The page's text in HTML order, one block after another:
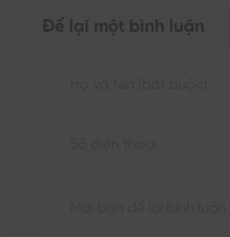
Để lại một bình luận